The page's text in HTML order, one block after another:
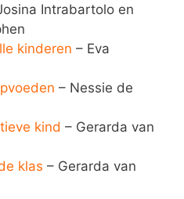
Intrabartolo en
kinderen – Eva
– Nessie de
kind – Gerarda van
klas – Gerarda van